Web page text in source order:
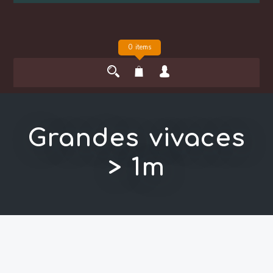
0 items
Grandes vivaces
> 1m